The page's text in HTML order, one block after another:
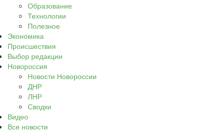
Образование
Технологии
Полезное
Экономика
Происшествия
Выбор редакции
Новороссия
Новости Новороссии
ДНР
ЛНР
Сводки
Видео
Все новости